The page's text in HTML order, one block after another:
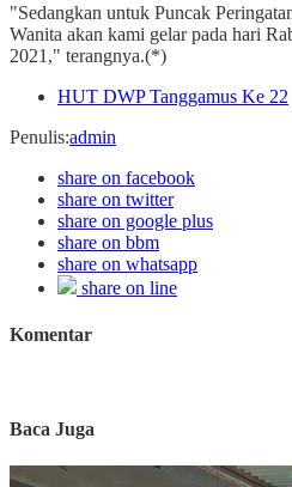
"Sedangkan untuk Puncak
Wanita akan kami gelar pada hari
2021," terangnya.(*)
HUT DWP Tanggamus Ke 22
Penulis:admin
share on facebook
share on twitter
share on google plus
share on bbm
share on whatsapp
share on line
Komentar
Baca Juga